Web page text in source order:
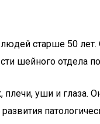
старше 50
шейного отдела
уши и глаза.